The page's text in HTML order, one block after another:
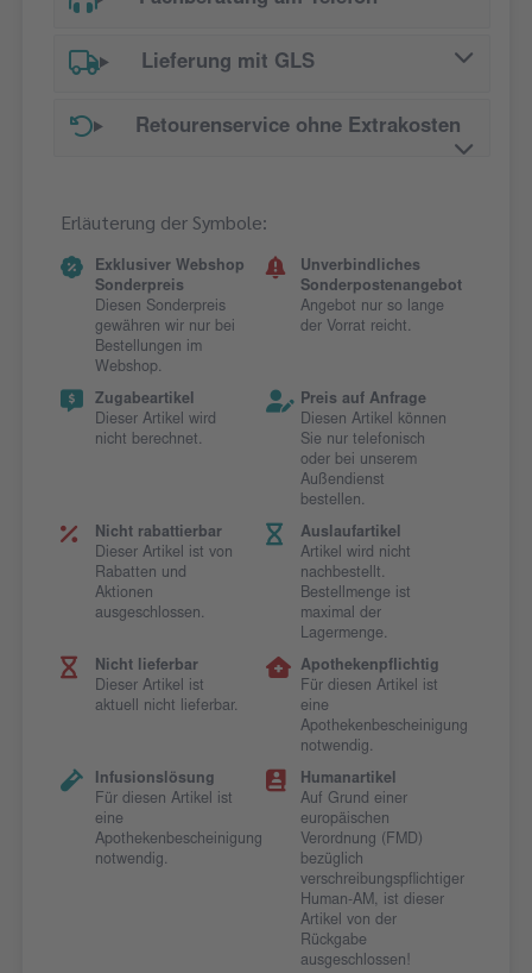
Lieferung mit GLS
Retourenservice ohne Extrakosten
Erläuterung der Symbole:
Exklusiver Webshop
Sonderpreis
Diesen Sonderpreis
gewähren wir nur bei
Bestellungen im
Webshop.
Unverbindliches
Sonderpostenangebot
Angebot nur so lange
der Vorrat reicht.
Zugabeartikel
Dieser Artikel wird
nicht berechnet.
Preis auf Anfrage
Diesen Artikel können
Sie nur telefonisch
oder bei unserem
Außendienst
bestellen.
Nicht rabattierbar
Dieser Artikel ist von
Rabatten und
Aktionen
ausgeschlossen.
Auslaufartikel
Artikel wird nicht
nachbestellt.
Bestellmenge ist
maximal der
Lagermenge.
Nicht lieferbar
Dieser Artikel ist
aktuell nicht lieferbar.
Apothekenpflichtig
Für diesen Artikel ist
eine
Apothekenbescheinigung
notwendig.
Infusionslösung
Für diesen Artikel ist
eine
Apothekenbescheinigung
notwendig.
Humanartikel
Auf Grund einer
europäischen
Verordnung (FMD)
bezüglich
verschreibungspflichtiger
Human-AM, ist dieser
Artikel von der
Rückgabe
ausgeschlossen!